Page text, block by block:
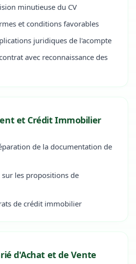
minutieuse du CV
et conditions favorables
juridiques de l'acompte
avec reconnaissance des
et Crédit Immobilier
de la documentation de
les propositions de
de crédit immobilier
d'Achat et de Vente